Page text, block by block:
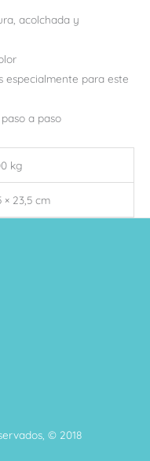
acolchada y
especialmente para este
a paso
kg
× 23,5 cm
© 2018